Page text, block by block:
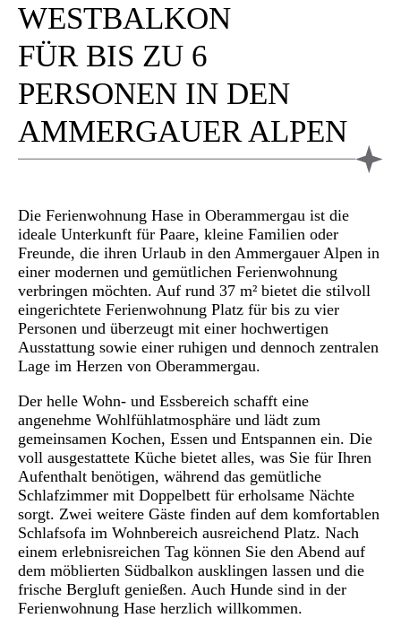
WESTBALKON
FÜR BIS ZU 6
PERSONEN IN DEN
AMMERGAUER ALPEN
Die Ferienwohnung Hase in Oberammergau ist die
ideale Unterkunft für Paare, kleine Familien oder
Freunde, die ihren Urlaub in den Ammergauer Alpen in
einer modernen und gemütlichen Ferienwohnung
verbringen möchten. Auf rund 37 m² bietet die stilvoll
eingerichtete Ferienwohnung Platz für bis zu vier
Personen und überzeugt mit einer hochwertigen
Ausstattung sowie einer ruhigen und dennoch zentralen
Lage im Herzen von Oberammergau.
Der helle Wohn- und Essbereich schafft eine
angenehme Wohlfühlatmosphäre und lädt zum
gemeinsamen Kochen, Essen und Entspannen ein. Die
voll ausgestattete Küche bietet alles, was Sie für Ihren
Aufenthalt benötigen, während das gemütliche
Schlafzimmer mit Doppelbett für erholsame Nächte
sorgt. Zwei weitere Gäste finden auf dem komfortablen
Schlafsofa im Wohnbereich ausreichend Platz. Nach
einem erlebnisreichen Tag können Sie den Abend auf
dem möblierten Südbalkon ausklingen lassen und die
frische Bergluft genießen. Auch Hunde sind in der
Ferienwohnung Hase herzlich willkommen.